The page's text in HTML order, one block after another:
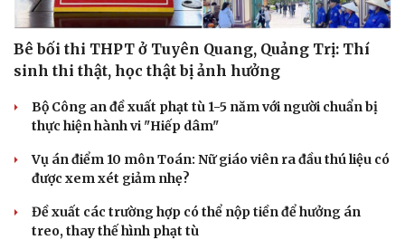
Bê bối thi THPT ở Tuyên Quang, Quảng Trị: Thí
sinh thi thật, học thật bị ảnh hưởng
Bộ Công an đề xuất phạt tù 1-5 năm với người chuẩn bị
thực hiện hành vi "Hiếp dâm"
Vụ án điểm 10 môn Toán: Nữ giáo viên ra đầu thú liệu có
được xem xét giảm nhẹ?
Đề xuất các trường hợp có thể nộp tiền để hưởng án
treo, thay thế hình phạt tù